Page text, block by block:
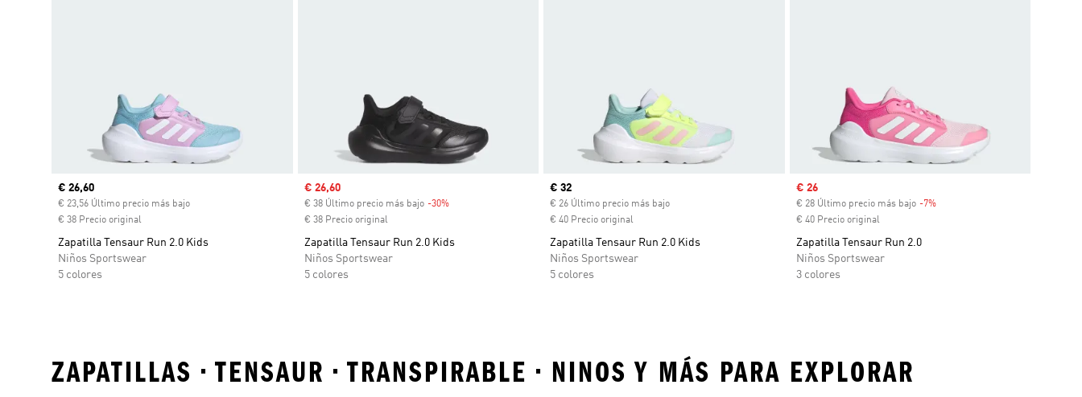
Precio actual
€ 26,60
€ 23,56 Último precio más bajo
€ 38 Precio original
Zapatilla Tensaur Run 2.0 Kids
Niños Sportswear
5 colores
Precio de venta
€ 26,60
€ 38 Último precio más bajo -30%Descuento
€ 38 Precio original
Zapatilla Tensaur Run 2.0 Kids
Niños Sportswear
5 colores
Precio actual
€ 32
€ 26 Último precio más bajo
€ 40 Precio original
Zapatilla Tensaur Run 2.0 Kids
Niños Sportswear
5 colores
Precio de venta
€ 26
€ 28 Último precio más bajo -7%Descuento
€ 40 Precio original
Zapatilla Tensaur Run 2.0
Niños Sportswear
3 colores
ZAPATILLAS • TENSAUR • TRANSPIRABLE • NINOS Y MÁS PARA EXPLORAR